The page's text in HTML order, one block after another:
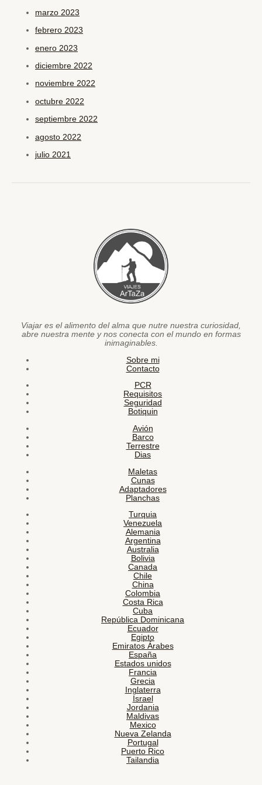
marzo 2023
febrero 2023
enero 2023
diciembre 2022
noviembre 2022
octubre 2022
septiembre 2022
agosto 2022
julio 2021
Viajar es el alimento del alma que nutre nuestra curiosidad,
abre nuestra mente y nos conecta con el mundo en formas
inimaginables.
Sobre mi
Contacto
PCR
Requisitos
Seguridad
Botiquin
Avión
Barco
Terrestre
Dias
Maletas
Cunas
Adaptadores
Planchas
Turquia
Venezuela
Alemania
Argentina
Australia
Bolivia
Canada
Chile
China
Colombia
Costa Rica
Cuba
República Dominicana
Ecuador
Egipto
Emiratos Árabes
España
Estados unidos
Francia
Grecia
Inglaterra
Israel
Jordania
Maldivas
Mexico
Nueva Zelanda
Portugal
Puerto Rico
Tailandia